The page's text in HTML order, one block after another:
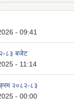
- 09:41
८३ बजेट
- 11:14
२०८२-८३
- 00:00